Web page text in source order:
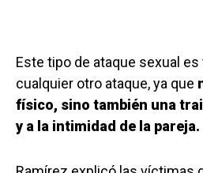
Este tipo de ataque sexual
cualquier otro ataque, ya que
físico, sino también una
y a la intimidad de la pareja.